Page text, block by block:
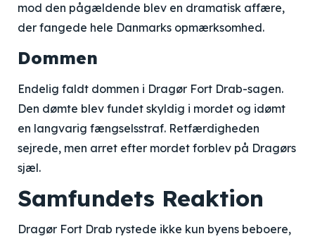
mod den pågældende blev en dramatisk affære,
der fangede hele Danmarks opmærksomhed.
Dommen
Endelig faldt dommen i Dragør Fort Drab-sagen.
Den dømte blev fundet skyldig i mordet og idømt
en langvarig fængselsstraf. Retfærdigheden
sejrede, men arret efter mordet forblev på Dragørs
sjæl.
Samfundets Reaktion
Dragør Fort Drab rystede ikke kun byens beboere,